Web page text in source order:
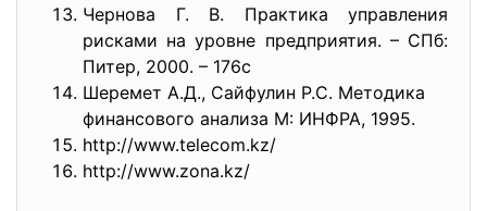
Чернова Г. В. Практика управления
рисками на уровне предприятия. – СПб:
Питер, 2000. – 176с
Шеремет А.Д., Сайфулин Р.С. Методика
финансового анализа М: ИНФРА, 1995.
http://www.telecom.kz/
http://www.zona.kz/